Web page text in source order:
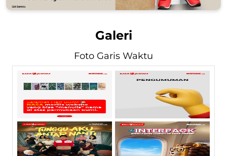
Galeri
Foto Garis Waktu